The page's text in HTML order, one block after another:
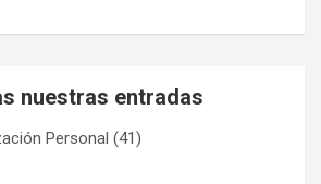
nuestras entradas
Personal (41)